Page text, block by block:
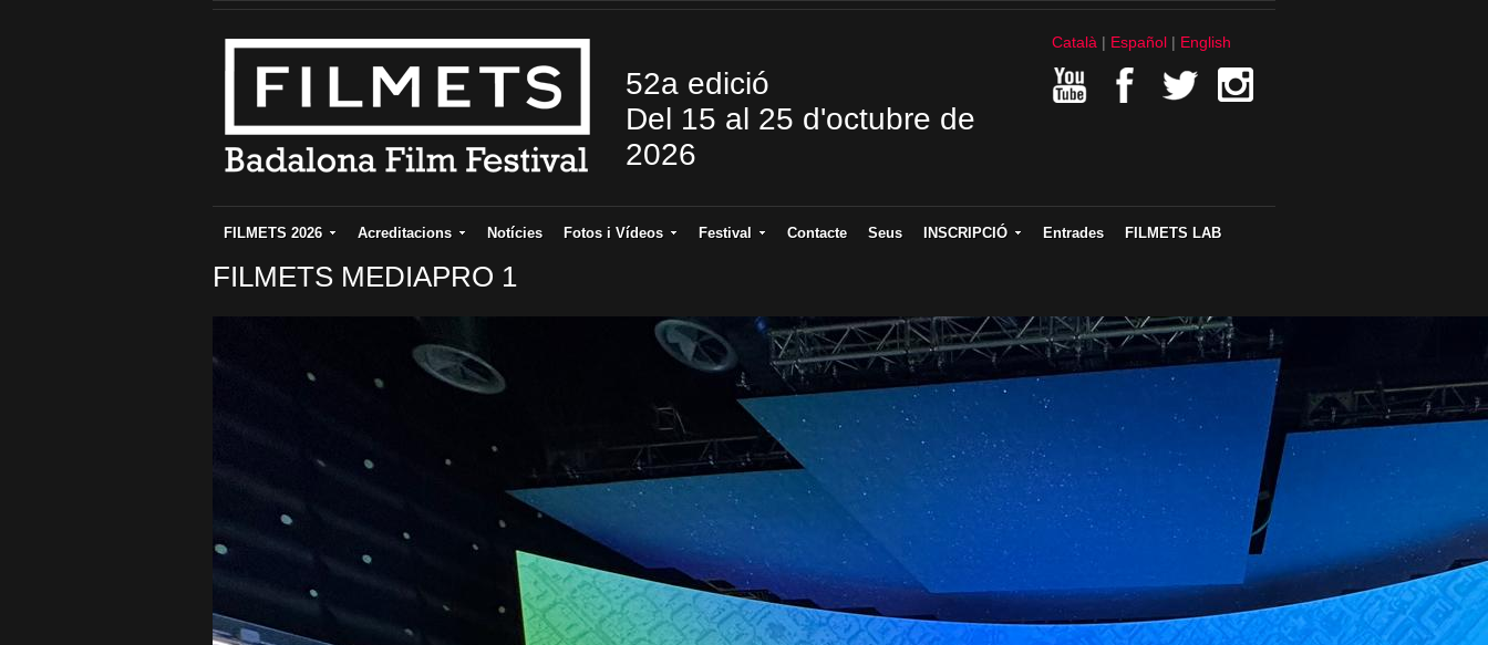
52a edició
Del 15 al 25 d'octubre de
2026
Català Español English
FILMETS 2026 Acreditacions Notícies Fotos i Vídeos Festival Contacte Seus INSCRIPCIÓ Entrades FILMETS LAB
FILMETS MEDIAPRO 1